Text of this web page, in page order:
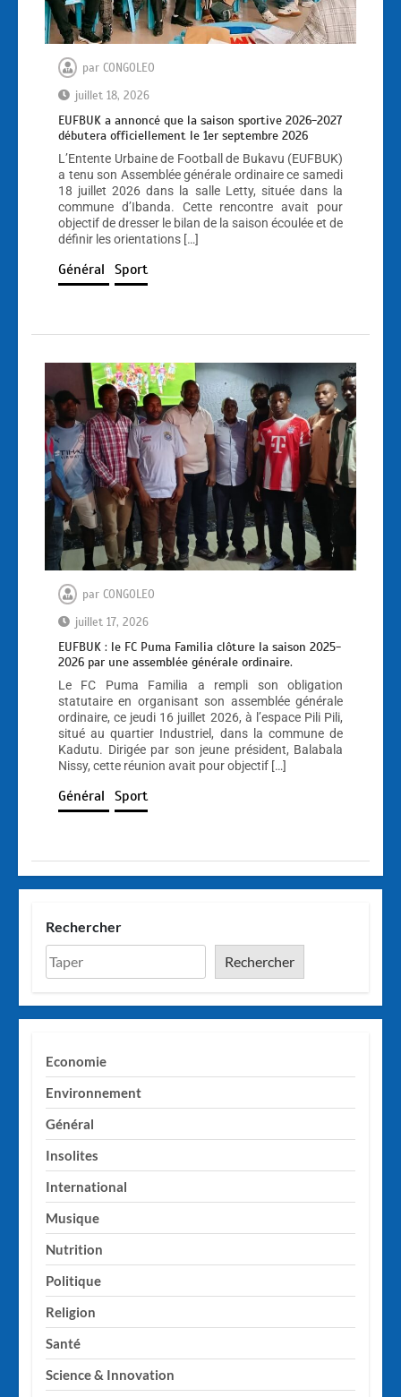
par CONGOLEO
juillet 18, 2026
EUFBUK a annoncé que la saison sportive 2026-2027
débutera officiellement le 1er septembre 2026
L’Entente Urbaine de Football de Bukavu (EUFBUK)
a tenu son Assemblée générale ordinaire ce samedi
18 juillet 2026 dans la salle Letty, située dans la
commune d’Ibanda. Cette rencontre avait pour
objectif de dresser le bilan de la saison écoulée et de
définir les orientations […]
Général Sport
par CONGOLEO
juillet 17, 2026
EUFBUK : le FC Puma Familia clôture la saison 2025-
2026 par une assemblée générale ordinaire.
Le FC Puma Familia a rempli son obligation
statutaire en organisant son assemblée générale
ordinaire, ce jeudi 16 juillet 2026, à l’espace Pili Pili,
situé au quartier Industriel, dans la commune de
Kadutu. Dirigée par son jeune président, Balabala
Nissy, cette réunion avait pour objectif […]
Général Sport
Rechercher
Rechercher
Economie
Environnement
Général
Insolites
International
Musique
Nutrition
Politique
Religion
Santé
Science & Innovation